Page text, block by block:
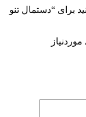
برای “دستمال تنو